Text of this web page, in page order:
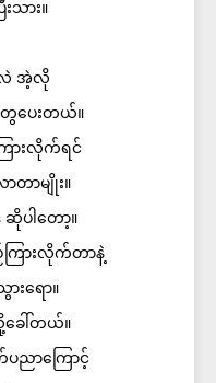
သား။
အဲ့လို
ပေးတယ်။
ားလိုက်ရင်
ာမျိုး။
ဆိုပါတော့။
ြားလိုက်တာနဲ့
ရော။
ခေါ်တယ်။
ပညာကြောင့်